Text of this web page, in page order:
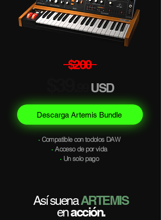
$200
USD
Descarga Artemis Bundle
· Compatible con todolos DAW
·Acceso de por vida
· Un solo pago
Así suenaARTEMIS
enacción.